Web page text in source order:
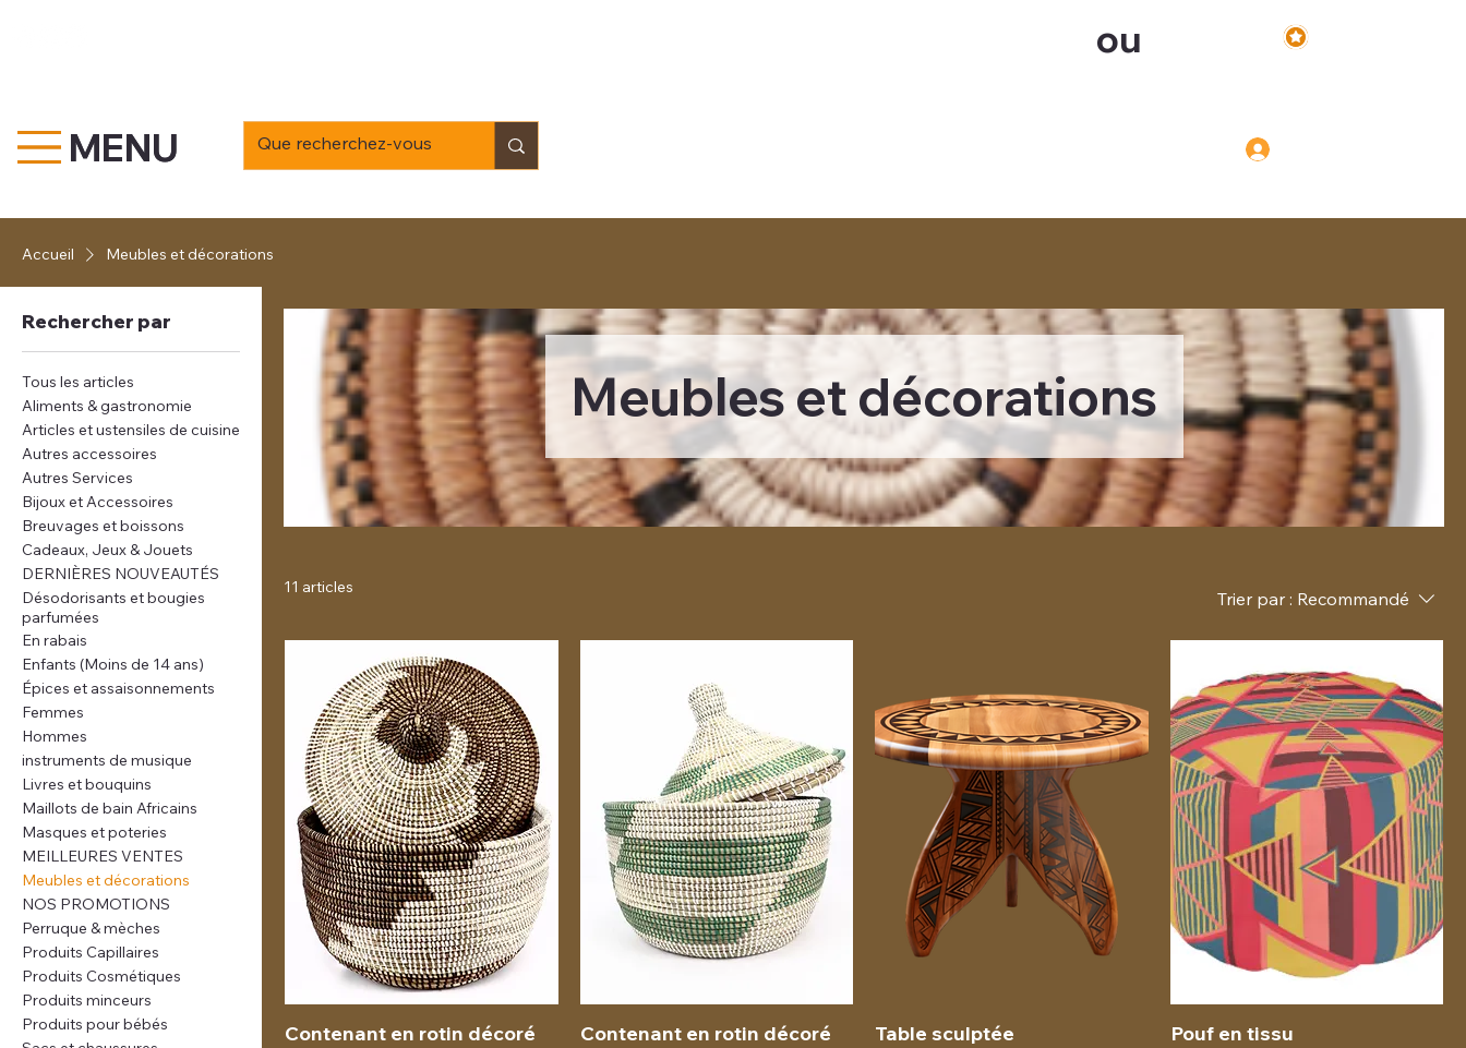
ou
MENU
MENU
Accueil Meubles et décorations
Rechercher par
Tous les articles
Aliments & gastronomie
Articles et ustensiles de cuisine
Autres accessoires
Autres Services
Bijoux et Accessoires
Breuvages et boissons
Cadeaux, Jeux & Jouets
DERNIÈRES NOUVEAUTÉS
Désodorisants et bougies
parfumées
En rabais
Enfants (Moins de 14 ans)
Épices et assaisonnements
Femmes
Hommes
instruments de musique
Livres et bouquins
Maillots de bain Africains
Masques et poteries
MEILLEURES VENTES
Meubles et décorations
NOS PROMOTIONS
Perruque & mèches
Produits Capillaires
Produits Cosmétiques
Produits minceurs
Produits pour bébés
Meubles et décorations
11 articles
Trier par : Recommandé
Contenant en rotin décoré Contenant en rotin décoré Table sculptée Pouf en tissu